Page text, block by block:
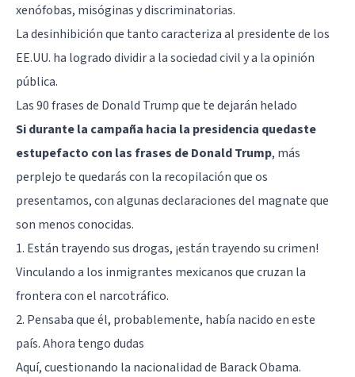
xenófobas, misóginas y discriminatorias.
La desinhibición que tanto caracteriza al presidente de los
EE.UU. ha logrado dividir a la sociedad civil y a la opinión
pública.
Las 90 frases de Donald Trump que te dejarán helado
Si durante la campaña hacia la presidencia quedaste
estupefacto con las frases de Donald Trump, más
perplejo te quedarás con la recopilación que os
presentamos, con algunas declaraciones del magnate que
son menos conocidas.
1. Están trayendo sus drogas, ¡están trayendo su crimen!
Vinculando a los inmigrantes mexicanos que cruzan la
frontera con el narcotráfico.
2. Pensaba que él, probablemente, había nacido en este
país. Ahora tengo dudas
Aquí, cuestionando la nacionalidad de Barack Obama.